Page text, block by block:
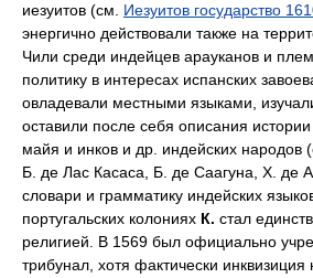
иезуитов (см. Иезуитов государство
энергично действовали также на
Чили среди индейцев арауканов и
политику в интересах испанских
овладевали местными языками,
оставили после себя описания истории
майя и инков и др. индейских народов
Б. де Лас Касаса, Б. де Саагуна, X. де
словари и грамматику индейских
португальских колониях К. стал
религией. В 1569 был официально
трибунал, хотя фактически инквизиция